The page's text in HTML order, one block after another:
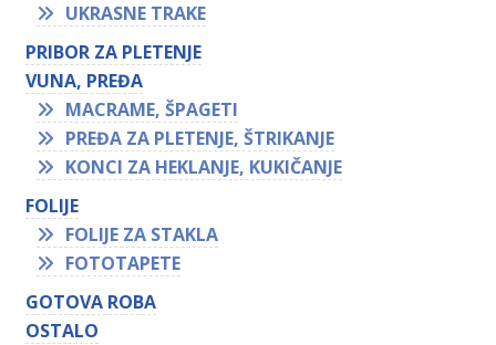
UKRASNE TRAKE
PRIBOR ZA PLETENJE
VUNA, PREĐA
MACRAME, ŠPAGETI
PREĐA ZA PLETENJE, ŠTRIKANJE
KONCI ZA HEKLANJE, KUKIČANJE
FOLIJE
FOLIJE ZA STAKLA
FOTOTAPETE
GOTOVA ROBA
OSTALO